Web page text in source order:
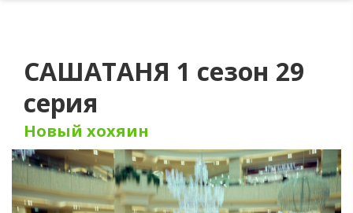
САШАТАНЯ 1 сезон 29
серия
Новый хохяин